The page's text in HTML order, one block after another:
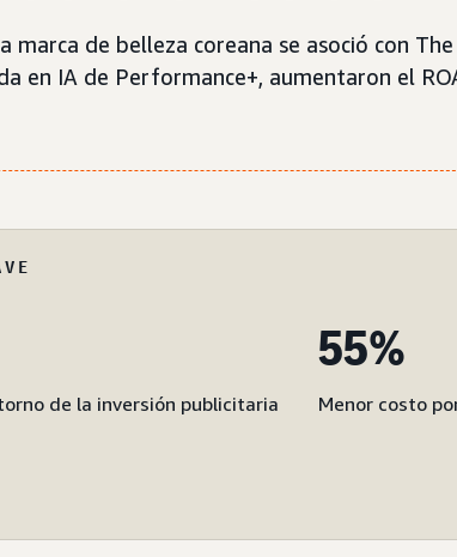
marca de belleza coreana se asoció con
en IA de Performance+, aumentaron el
de la inversión publicitaria
55%
Menor costo